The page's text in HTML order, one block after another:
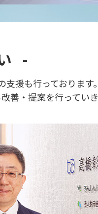
-
援も行っております。
善・提案を行っていき